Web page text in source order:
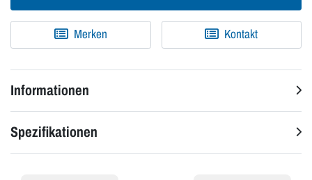
Merken Kontakt
Informationen
Spezifikationen